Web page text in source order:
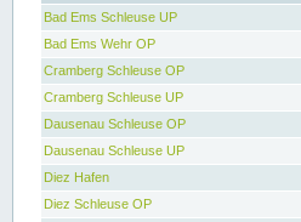
Bad Ems Schleuse UP
Bad Ems Wehr OP
Cramberg Schleuse OP
Cramberg Schleuse UP
Dausenau Schleuse OP
Dausenau Schleuse UP
Diez Hafen
Diez Schleuse OP